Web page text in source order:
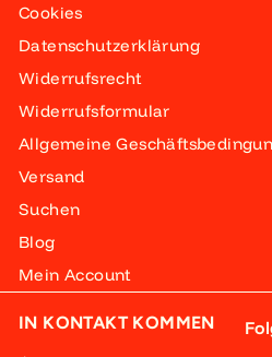
Cookies
Datenschutzerklärung
Widerrufsrecht
Widerrufsformular
Allgemeine
Versand
Suchen
Blog
Mein Account
IN KONTAKT KOMMEN